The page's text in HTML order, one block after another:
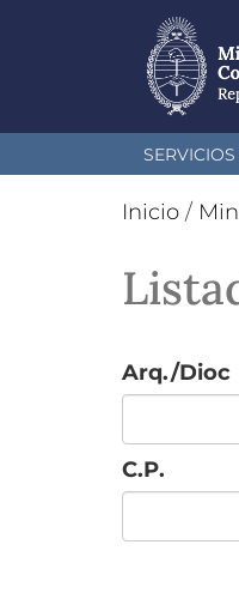
al
SERVICIOS
Inicio /
Arq./Dioc
C.P.